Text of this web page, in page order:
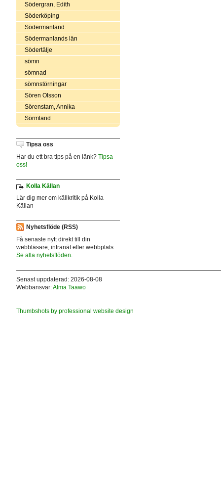
Södergran, Edith
Söderköping
Södermanland
Södermanlands län
Södertälje
sömn
sömnad
sömnstörningar
Sören Olsson
Sörenstam, Annika
Sörmland
Tipsa oss
Har du ett bra tips på en länk? Tipsa
oss!
Kolla Källan
Lär dig mer om källkritik på Kolla
Källan
Nyhetsflöde (RSS)
Få senaste nytt direkt till din
webbläsare, intranät eller webbplats.
Se alla nyhetsflöden.
Senast uppdaterad: 2026-08-08
Webbansvar:Alma Taawo
Thumbshots by professional website design